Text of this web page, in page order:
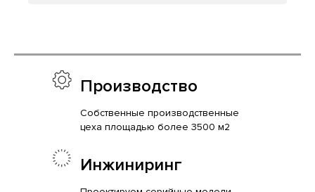
Производство
Собственные производственные
цеха площадью более 3500 м2
Инжиниринг